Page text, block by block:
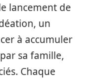
lancement de
un
à accumuler
sa famille,
Chaque